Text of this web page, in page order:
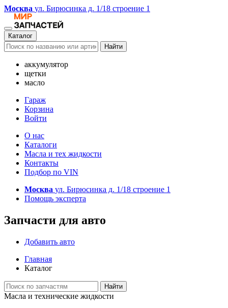
Москва ул. Бирюсинка д. 1/18 строение 1
Каталог
Найти
аккумулятор
щетки
масло
Гараж
Корзина
Войти
О нас
Каталоги
Масла и тех жидкости
Контакты
Подбор по VIN
Москва ул. Бирюсинка д. 1/18 строение 1
Помощь эксперта
Запчасти для авто
Добавить авто
Главная
Каталог
Найти
Масла и технические жидкости